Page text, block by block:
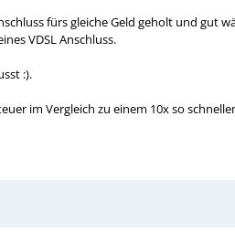
fürs gleiche Geld geholt und gut
VDSL Anschluss.
:).
im Vergleich zu einem 10x so